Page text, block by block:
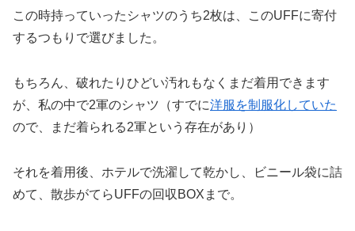
この時持っていったシャツのうち2枚は、このUFFに寄付
するつもりで選びました。
もちろん、破れたりひどい汚れもなくまだ着用できます
が、私の中で2軍のシャツ（すでに洋服を制服化していた
ので、まだ着られる2軍という存在があり）
それを着用後、ホテルで洗濯して乾かし、ビニール袋に詰
めて、散歩がてらUFFの回収BOXまで。